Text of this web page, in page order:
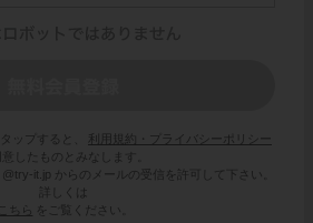
ップすると、
利用規約・プライバシーポリシー
意したものとみなします。
it.jp からのメールの受信を許可して下さい。
詳しくは
こちら
をご覧ください。